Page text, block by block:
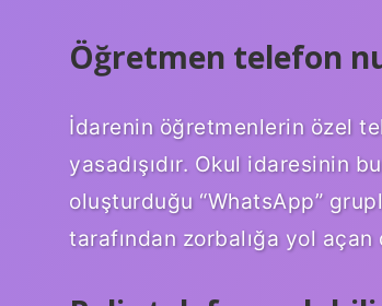
Öğretmen telefon
İdarenin öğretmenlerin özel
yasadışıdır. Okul idaresinin
oluşturduğu “WhatsApp”
tarafından zorbalığa yol